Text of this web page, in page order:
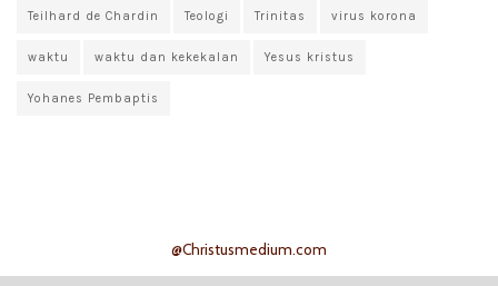
Teilhard de Chardin Teologi Trinitas virus korona
waktu waktu dan kekekalan Yesus kristus
Yohanes Pembaptis
@Christusmedium.com